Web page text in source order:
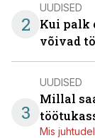
2
UUDISED
Kui palk
võivad
3
UUDISED
Millal
Mis